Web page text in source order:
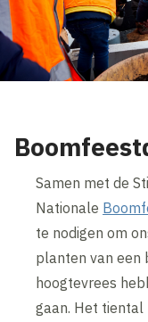
Samen met de
Nationale
te nodigen om
planten van een
hoogtevrees
gaan. Het tiental